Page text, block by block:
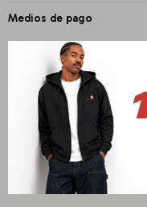
Medios de pago
PRODUCTOS